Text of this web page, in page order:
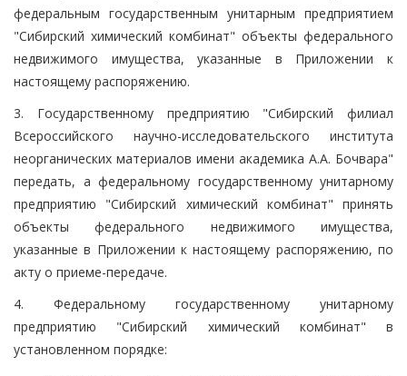
федеральным государственным унитарным предприятием
"Сибирский химический комбинат" объекты федерального
недвижимого имущества, указанные в Приложении к
настоящему распоряжению.
3. Государственному предприятию "Сибирский филиал
Всероссийского научно-исследовательского института
неорганических материалов имени академика А.А. Бочвара"
передать, а федеральному государственному унитарному
предприятию "Сибирский химический комбинат" принять
объекты федерального недвижимого имущества,
указанные в Приложении к настоящему распоряжению, по
акту о приеме-передаче.
4. Федеральному государственному унитарному
предприятию "Сибирский химический комбинат" в
установленном порядке: